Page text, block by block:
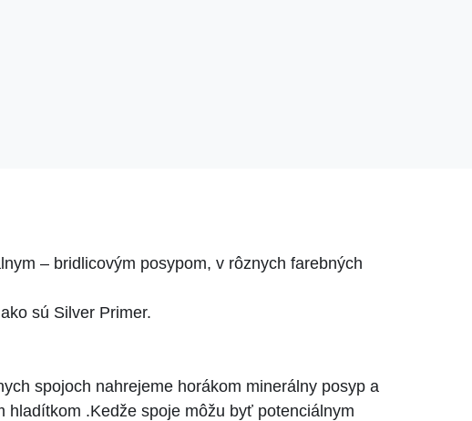
– bridlicovým posypom, v rôznych farebných
sú Silver Primer.
spojoch nahrejeme horákom minerálny posyp a
.Kedže spoje môžu byť potenciálnym